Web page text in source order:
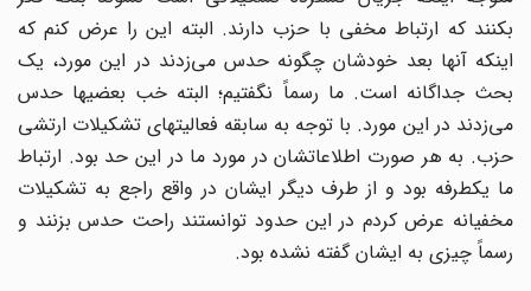
بکنند که ارتباط مخفی با حزب دارند. البته این را عرض کنم که
اینکه آنها بعد خودشان چگونه حدس می‌زدند در این مورد، یک
بحث جداگانه است. ما رسماً نگفتیم؛ البته خب بعضیها حدس
می‌زدند در این مورد. با توجه به سابقه فعالیتهای تشکیلات ارتشی
حزب. به هر صورت اطلاعاتشان در مورد ما در این حد بود. ارتباط
ما یکطرفه بود و از طرف دیگر ایشان در واقع راجع به تشکیلات
مخفیانه عرض کردم در این حدود توانستند راحت حدس بزنند و
رسماً چیزی به ایشان گفته نشده بود.